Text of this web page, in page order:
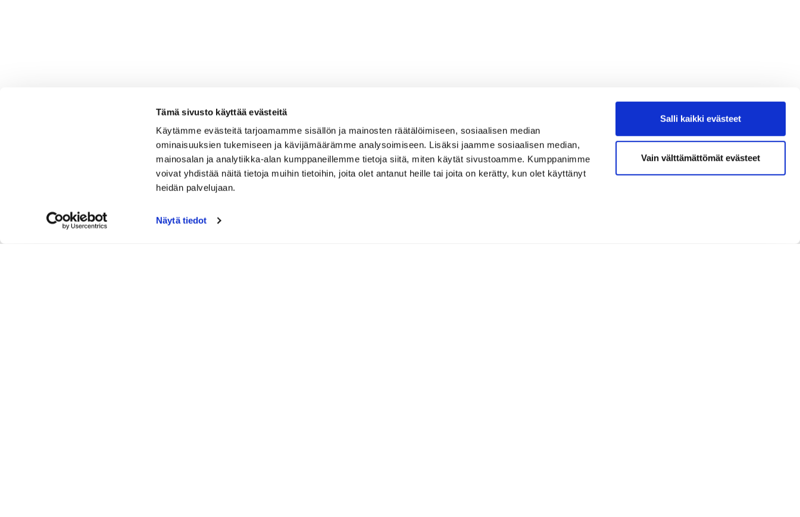
Tämä sivusto käyttää evästeitä
Käytämme evästeitä tarjoamamme sisällön ja mainosten räätälöimiseen, sosiaalisen median
ominaisuuksien tukemiseen ja kävijämäärämme analysoimiseen. Lisäksi jaamme sosiaalisen median,
mainosalan ja analytiikka-alan kumppaneillemme tietoja siitä, miten käytät sivustoamme. Kumppanimme
voivat yhdistää näitä tietoja muihin tietoihin, joita olet antanut heille tai joita on kerätty, kun olet käyttänyt
heidän palvelujaan.
Näytä tiedot
Salli kaikki evästeet
Vain välttämättömät evästeet